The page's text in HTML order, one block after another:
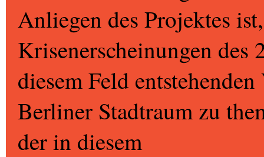
Anliegen des Projektes
Krisenerscheinungen des
diesem Feld
Berliner Stadtraum zu
der in diesem